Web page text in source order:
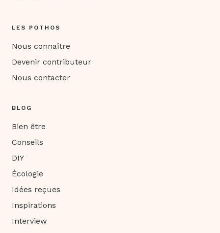
LES POTHOS
Nous connaître
Devenir contributeur
Nous contacter
BLOG
Bien être
Conseils
DIY
Écologie
Idées reçues
Inspirations
Interview